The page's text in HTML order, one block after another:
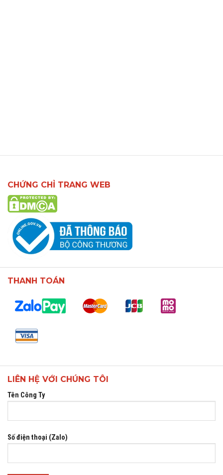
CHỨNG CHỈ TRANG WEB
THANH TOÁN
LIÊN HỆ VỚI CHÚNG TÔI
Tên Công Ty
Số điện thoại (Zalo)